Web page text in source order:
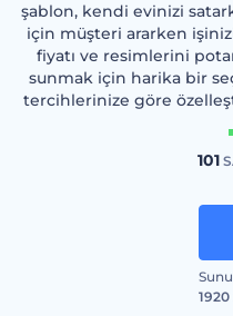
şablon, kendi evinizi
için müşteri ararken
fiyatı ve resimlerini
sunmak için harika bir
tercihlerinize göre
101
1920